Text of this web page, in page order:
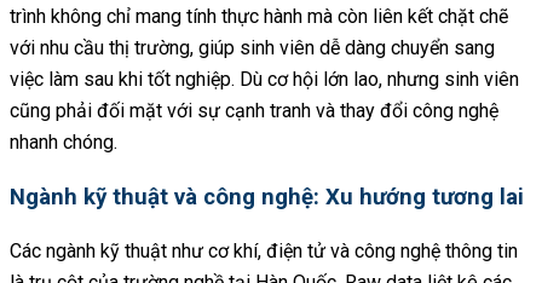
trình không chỉ mang tính thực hành mà còn liên kết chặt chẽ
với nhu cầu thị trường, giúp sinh viên dễ dàng chuyển sang
việc làm sau khi tốt nghiệp. Dù cơ hội lớn lao, nhưng sinh viên
cũng phải đối mặt với sự cạnh tranh và thay đổi công nghệ
nhanh chóng.
Ngành kỹ thuật và công nghệ: Xu hướng tương lai
Các ngành kỹ thuật như cơ khí, điện tử và công nghệ thông tin